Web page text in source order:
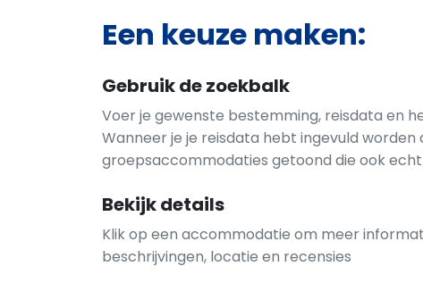
Een keuze maken:
Gebruik de zoekbalk
Voer je gewenste bestemming, reisdata en
Wanneer je je reisdata hebt ingevuld worden
groepsaccommodaties getoond die ook
Bekijk details
Klik op een accommodatie om meer
beschrijvingen, locatie en recensies